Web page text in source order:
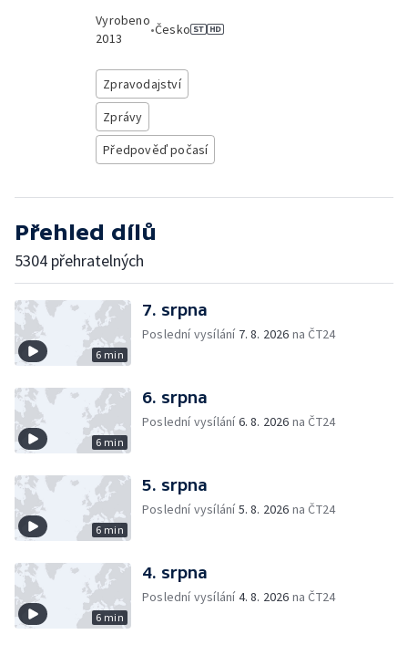
Vyrobeno
2013
•Česko
Zpravodajství
Zprávy
Předpověď počasí
Přehled dílů
5304 přehratelných
6 min
7. srpna
Poslední vysílání 7. 8. 2026 na ČT24
6 min
6. srpna
Poslední vysílání6. 8. 2026 na ČT24
6 min
5. srpna
Poslední vysílání5. 8. 2026 na ČT24
6 min
4. srpna
Poslední vysílání4. 8. 2026 na ČT24